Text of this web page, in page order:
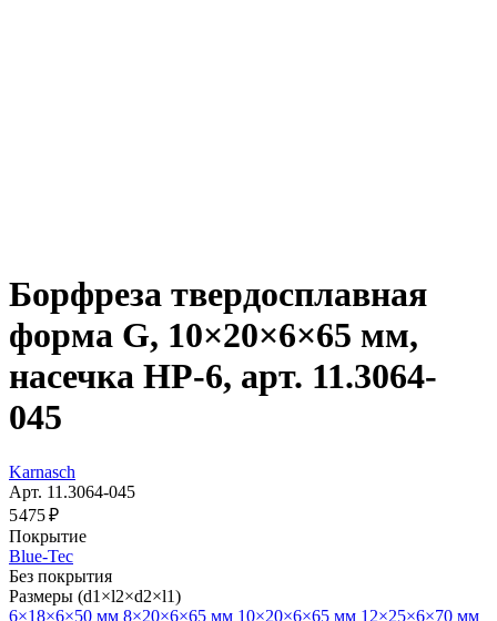
Борфреза твердосплавная
форма G, 10×20×6×65 мм,
насечка HP-6, арт. 11.3064-
045
Karnasch
Арт. 11.3064-045
5 475 ₽
Покрытие
Blue-Tec
Без покрытия
Размеры (d1×l2×d2×l1)
6×18×6×50 мм 8×20×6×65 мм 10×20×6×65 мм 12×25×6×70 мм